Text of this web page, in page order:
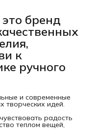
бренд
к
ручного
и современные
творческих идей.
радость
теплом вещей,